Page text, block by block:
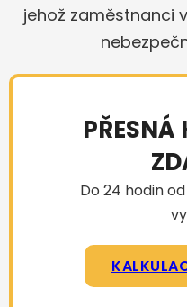
jehož zaměstnanci
PŘESNÁ
Do 24 hodin